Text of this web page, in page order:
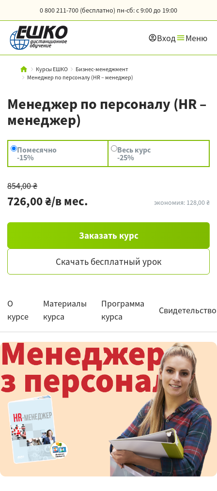
0 800 211-700 (бесплатно) пн-сб: с 9:00 до 19:00
Вход Меню
Курсы ЕШКО
Бизнес-менеджмент
Менеджер по персоналу (HR – менеджер)
Менеджер по персоналу (HR –
менеджер)
Помесячно
-15%
Весь курс
-25%
854,00 ₴
726,00 ₴/в мес. экономия: 128,00 ₴
Заказать курс
Скачать бесплатный урок
О
курсе
Материалы
курса
Программа
курса
Свидетельство